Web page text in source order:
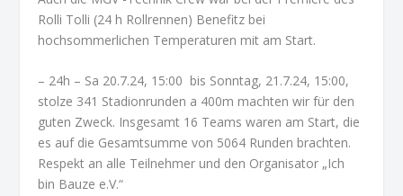
Rolli Tolli (24 h Rollrennen) Benefitz bei
hochsommerlichen Temperaturen mit am Start.
– 24h – Sa 20.7.24, 15:00 bis Sonntag, 21.7.24, 15:00,
stolze 341 Stadionrunden a 400m machten wir für den
guten Zweck. Insgesamt 16 Teams waren am Start, die
es auf die Gesamtsumme von 5064 Runden brachten.
Respekt an alle Teilnehmer und den Organisator „Ich
bin Bauze e.V.“